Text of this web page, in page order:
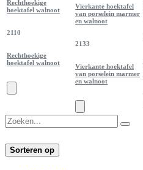
Rechthoekige
hoektafel walnoot
2110
Rechthoekige
hoektafel walnoot
Vierkante hoektafel
van porselein marmer
en walnoot
2133
Vierkante hoektafel
van porselein marmer
en walnoot
Sorteren op